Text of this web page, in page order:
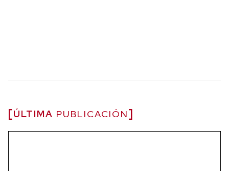
ÚLTIMA PUBLICACIÓN